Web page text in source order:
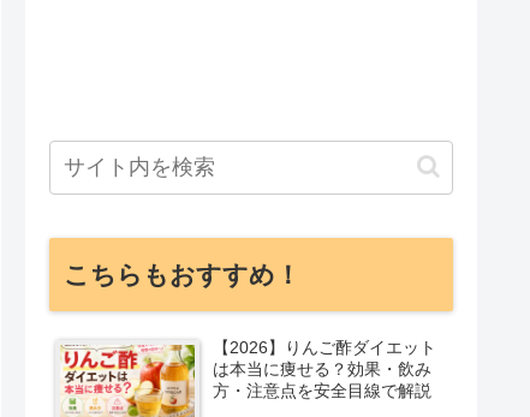
こちらもおすすめ！
【2026】りんご酢ダイエット
は本当に痩せる？効果・飲み
方・注意点を安全目線で解説